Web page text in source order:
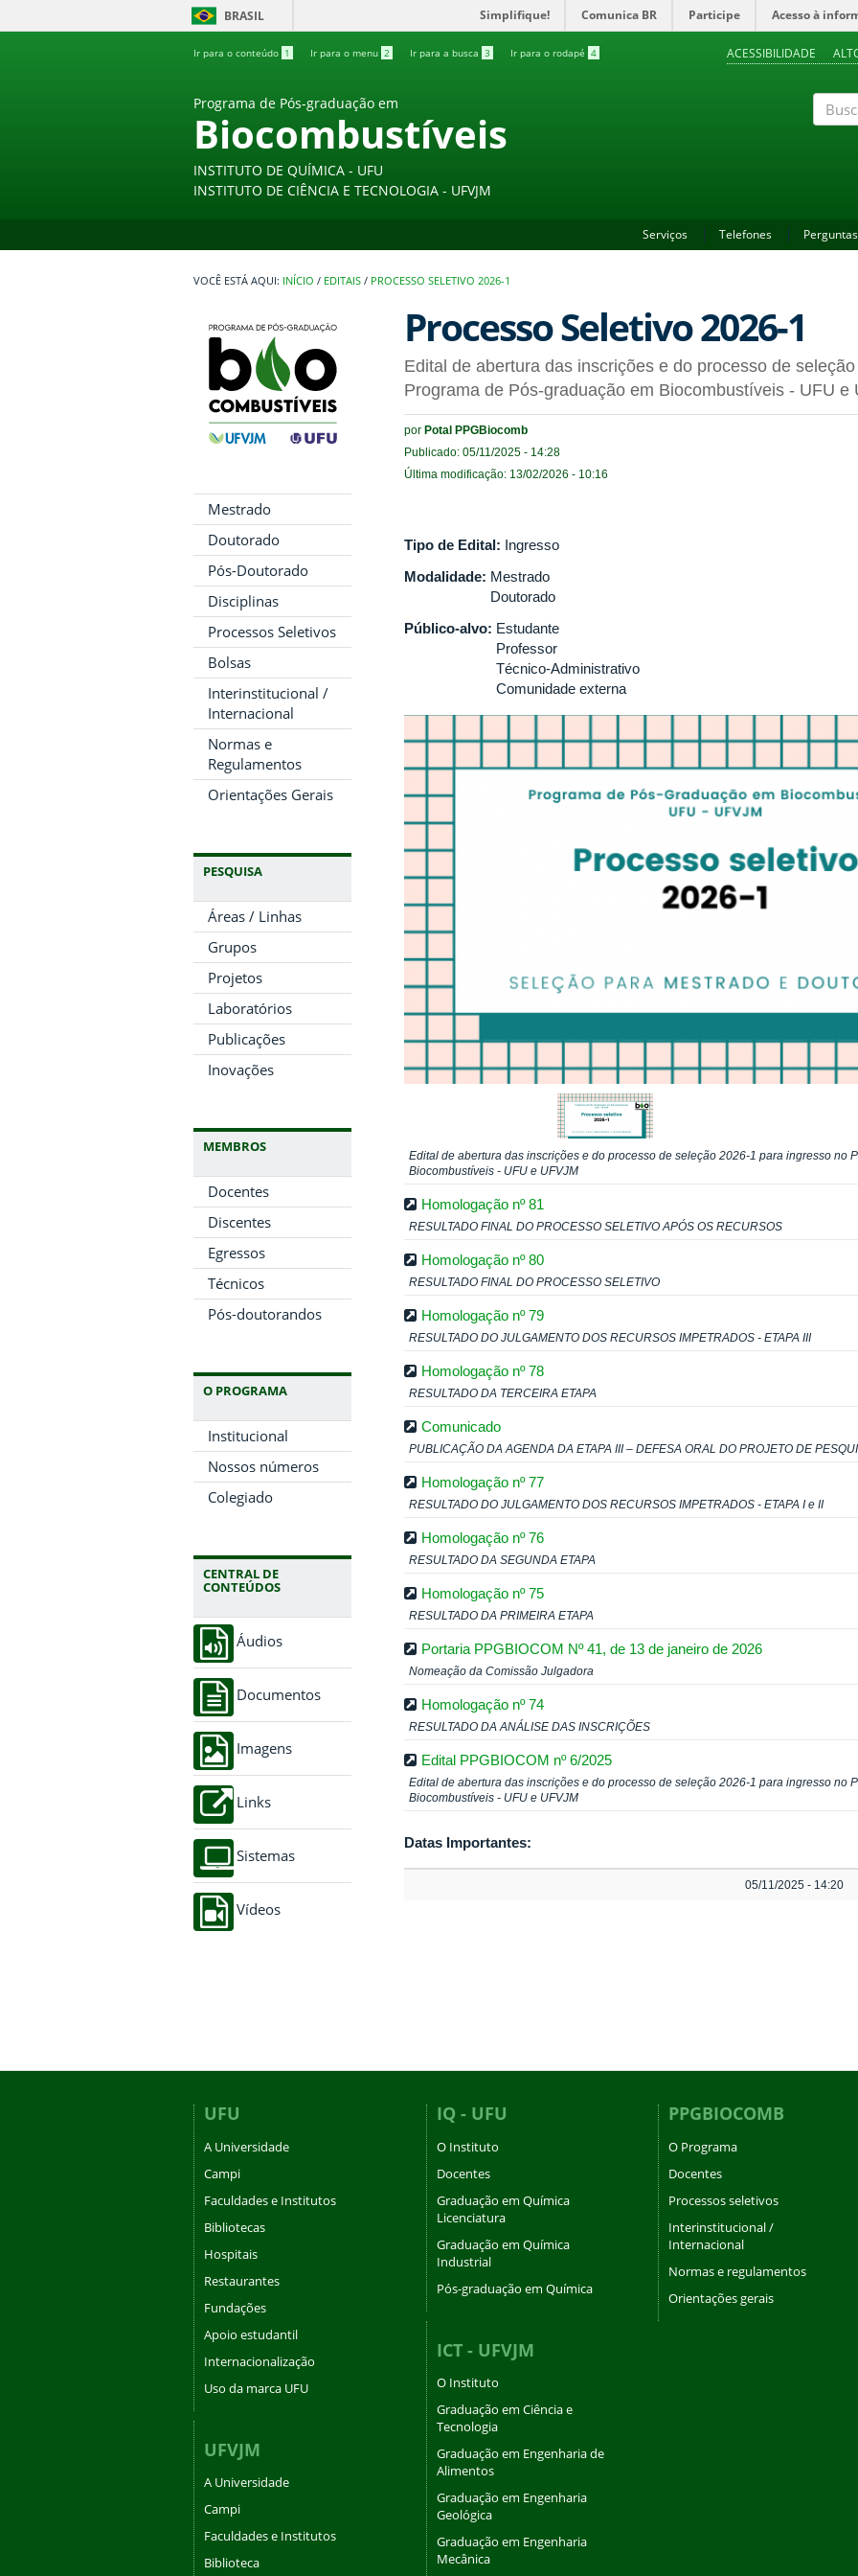
BRASIL Simplifique! Comunica BR Participe Acesso à
Ir para o conteúdo 1 Ir para o menu 2 Ir para a busca 3 Ir para o rodapé 4 ACESSIBILIDADE
Programa de Pós-graduação em
Biocombustíveis
INSTITUTO DE QUÍMICA - UFU
INSTITUTO DE CIÊNCIA E TECNOLOGIA - UFVJM
Serviços Telefones
INÍCIO / EDITAIS / PROCESSO SELETIVO 2026-1
Mestrado
Doutorado
Pós-Doutorado
Disciplinas
Processos Seletivos
Bolsas
Interinstitucional /
Internacional
Normas e
Regulamentos
Orientações Gerais
PESQUISA
Áreas / Linhas
Grupos
Projetos
Laboratórios
Publicações
Inovações
MEMBROS
Docentes
Discentes
Egressos
Técnicos
Pós-doutorandos
O PROGRAMA
Institucional
Nossos números
Colegiado
CENTRAL DE
CONTEÚDOS
Áudios
Documentos
Imagens
Links
Sistemas
Vídeos
Processo Seletivo 2026-1
Edital de abertura das inscrições e do processo de
Programa de Pós-graduação em Biocombustíveis - UFU e
por Potal PPGBiocomb
Publicado: 05/11/2025 - 14:28
Última modificação: 13/02/2026 - 10:16
Tipo de Edital: Ingresso
Modalidade: Mestrado
Doutorado
Público-alvo: Estudante
Professor
Técnico-Administrativo
Comunidade externa
Edital de abertura das inscrições e do processo de seleção 2026-1 para ingresso no
Biocombustíveis - UFU e UFVJM
Homologação nº 81
RESULTADO FINAL DO PROCESSO SELETIVO APÓS OS RECURSOS
Homologação nº 80
RESULTADO FINAL DO PROCESSO SELETIVO
Homologação nº 79
RESULTADO DO JULGAMENTO DOS RECURSOS IMPETRADOS - ETAPA III
Homologação nº 78
RESULTADO DA TERCEIRA ETAPA
Comunicado
PUBLICAÇÃO DA AGENDA DA ETAPA III – DEFESA ORAL DO PROJETO DE
Homologação nº 77
RESULTADO DO JULGAMENTO DOS RECURSOS IMPETRADOS - ETAPA I e II
Homologação nº 76
RESULTADO DA SEGUNDA ETAPA
Homologação nº 75
RESULTADO DA PRIMEIRA ETAPA
Portaria PPGBIOCOM Nº 41, de 13 de janeiro de 2026
Nomeação da Comissão Julgadora
Homologação nº 74
RESULTADO DA ANÁLISE DAS INSCRIÇÕES
Edital PPGBIOCOM nº 6/2025
Edital de abertura das inscrições e do processo de seleção 2026-1 para ingresso no
Biocombustíveis - UFU e UFVJM
Datas Importantes:
05/11/2025 - 14:20
UFU
A Universidade
Campi
Faculdades e Institutos
Bibliotecas
Hospitais
Restaurantes
Fundações
Apoio estudantil
Internacionalização
Uso da marca UFU
UFVJM
A Universidade
Campi
Faculdades e Institutos
Biblioteca
IQ - UFU
O Instituto
Docentes
Graduação em Química
Licenciatura
Graduação em Química
Industrial
Pós-graduação em Química
ICT - UFVJM
O Instituto
Graduação em Ciência e
Tecnologia
Graduação em Engenharia de
Alimentos
Graduação em Engenharia
Geológica
Graduação em Engenharia
Mecânica
PPGBIOCOMB
O Programa
Docentes
Processos seletivos
Interinstitucional /
Internacional
Normas e regulamentos
Orientações gerais